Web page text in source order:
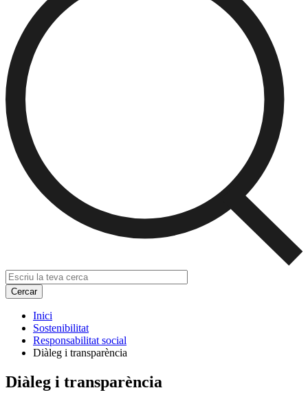
Inici
Sostenibilitat
Responsabilitat social
Diàleg i transparència
Diàleg i transparència